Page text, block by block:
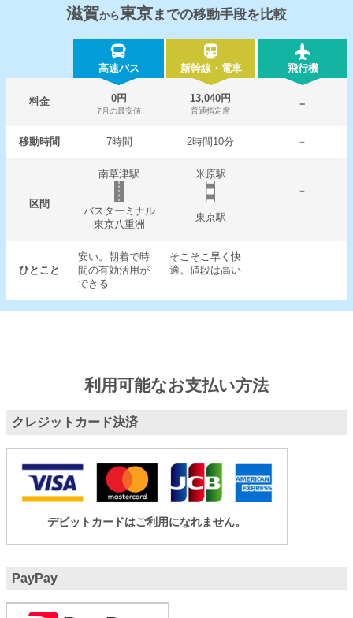
滋賀から東京までの移動手段を比較
高速バス 新幹線・電車 飛行機
料金 0円
7月の最安値
13,040円
普通指定席
－
移動時間 7時間 2時間10分 －
区間
南草津駅
米原駅
－
バスターミナル
東京八重洲
東京駅
ひとこと
安い。朝着で時
間の有効活用が
できる
そこそこ早く快
適。値段は高い
利用可能なお支払い方法
クレジットカード決済
デビットカードはご利用になれません。
PayPay